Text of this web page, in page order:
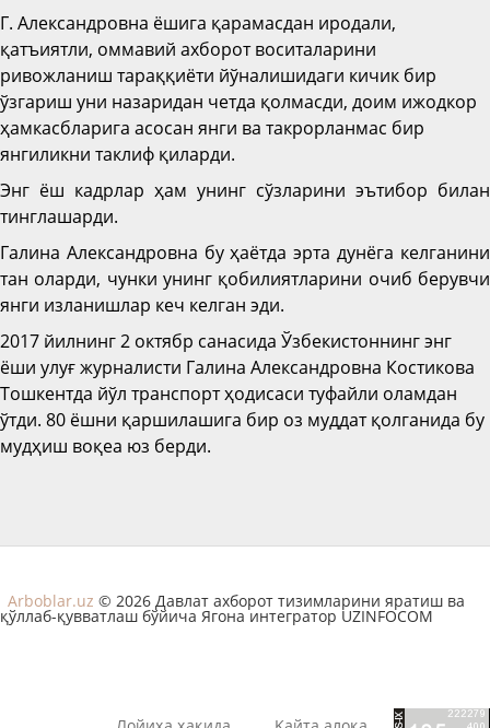
Г. Александровна ёшига қарамасдан иродали,
қатъиятли, оммавий ахборот воситаларини
ривожланиш тараққиёти йўналишидаги кичик бир
ўзгариш уни назаридан четда қолмасди, доим ижодкор
ҳамкасбларига асосан янги ва такрорланмас бир
янгиликни таклиф қиларди.
Энг ёш кадрлар ҳам унинг сўзларини эътибор билан
тинглашарди.
Галина Александровна бу ҳаётда эрта дунёга келганини
тан оларди, чунки унинг қобилиятларини очиб берувчи
янги изланишлар кеч келган эди.
2017 йилнинг 2 октябр санасида Ўзбекистоннинг энг
ёши улуғ журналисти Галина Александровна Костикова
Тошкентда йўл транспорт ҳодисаси туфайли оламдан
ўтди. 80 ёшни қаршилашига бир оз муддат қолганида бу
мудҳиш воқеа юз берди.
Arboblar.uz © 2026 Давлат ахборот тизимларини яратиш ва
қўллаб-қувватлаш бўйича Ягона интегратор UZINFOCOM